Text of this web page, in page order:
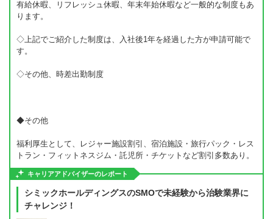
有給休暇、リフレッシュ休暇、年末年始休暇など一般的な制度もあ
ります。
◇上記でご紹介した制度は、入社後1年を経過した方が申請可能で
す。
◇その他、時差出勤制度
◆その他
福利厚生として、レジャー施設割引、宿泊施設・旅行パック・レス
トラン・フィットネスジム・託児所・チケットなど割引多数あり。
キャリアアドバイザーのレポート
シミックホールディングスのSMOで未経験から治験業界に
チャレンジ！